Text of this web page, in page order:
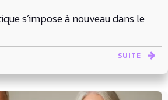
s’impose à nouveau dans le
SUITE